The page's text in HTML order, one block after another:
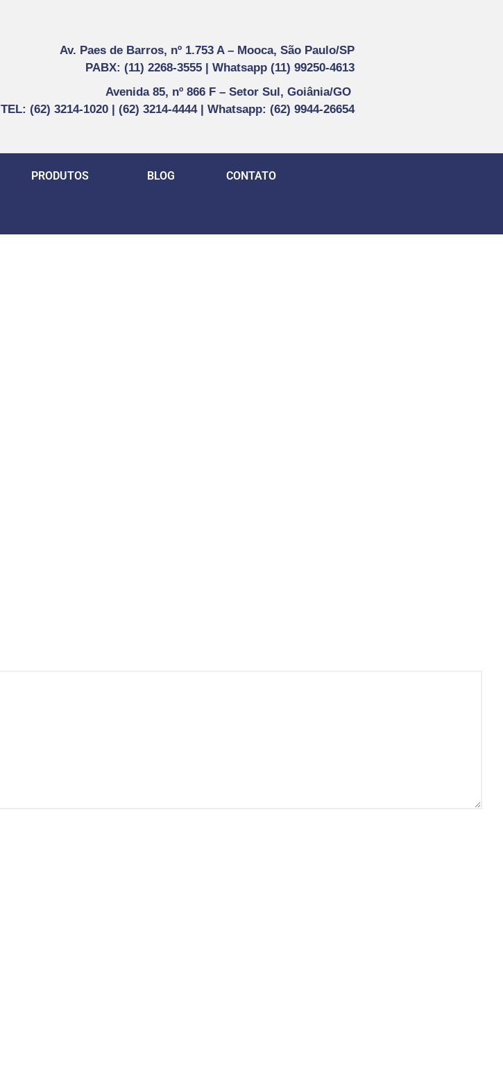
Av. Paes de Barros, nº 1.753 A – Mooca, São Paulo/SP
PABX: (11) 2268-3555 | Whatsapp (11) 99250-4613
Avenida 85, nº 866 F – Setor Sul, Goiânia/GO
TEL: (62) 3214-1020 | (62) 3214-4444 | Whatsapp: (62) 9944-26654
PRODUTOS BLOG CONTATO